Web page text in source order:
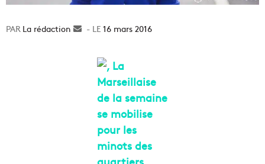
La rédaction
Envoyer16 mars 2016